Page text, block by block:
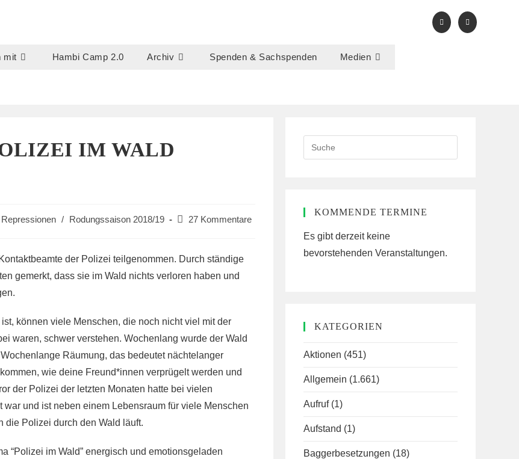
mit Hambi Camp 2.0 Archiv Spenden & Sachspenden Medien
IM WALD
Repressionen / Rodungssaison 2018/19
Beitrags-
27 Kommentare
der Polizei teilgenommen. Durch ständige
gemerkt, dass sie im Wald nichts verloren haben und
können viele Menschen, die noch nicht viel mit der
waren, schwer verstehen. Wochenlang wurde der Wald
Räumung, das bedeutet nächtelanger
wie deine Freund*innen verprügelt werden und
der Polizei der letzten Monaten hatte bei vielen
und ist neben einem Lebensraum für viele Menschen
die Polizei durch den Wald läuft.
“Polizei im Wald” energisch und emotionsgeladen
this
KOMMENDE TERMINE
Es gibt derzeit keine
bevorstehenden Veranstaltungen.
KATEGORIEN
Aktionen (451)
Allgemein (1.661)
Aufruf (1)
Aufstand (1)
Baggerbesetzungen (18)